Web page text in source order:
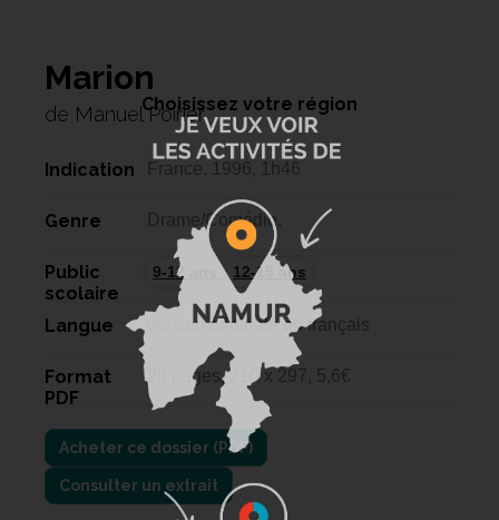
Marion
de Manuel Poirier
Indication France, 1996, 1h46
Genre Drame/Comédie,
Public
scolaire
9-12 ans 12-15 ans
Langue version originale en français
Format
PDF
28 pages, 210 x 297, 5,6€
Consulter un extrait
Choisissez votre région